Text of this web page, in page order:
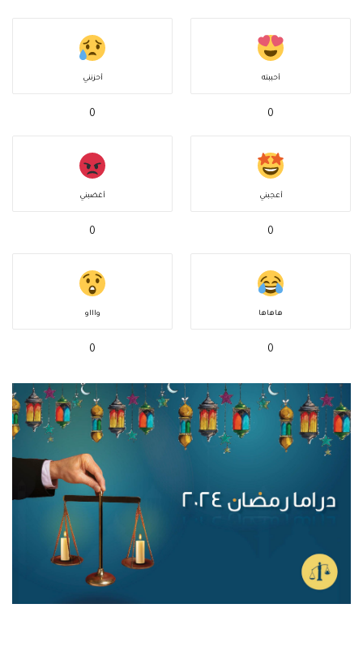
أحببته
0
أحزنني
0
أعجبني
0
أغضبني
0
هاهاها
0
واااو
0